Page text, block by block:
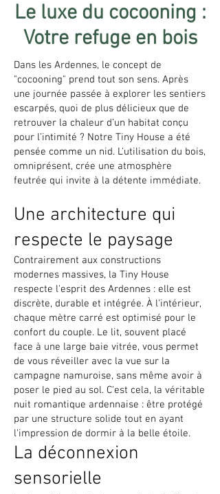
Le luxe du cocooning :
Votre refuge en bois
Dans les Ardennes, le concept de
"cocooning" prend tout son sens. Après
une journée passée à explorer les sentiers
escarpés, quoi de plus délicieux que de
retrouver la chaleur d’un habitat conçu
pour l’intimité ? Notre Tiny House a été
pensée comme un nid. L'utilisation du bois,
omniprésent, crée une atmosphère
feutrée qui invite à la détente immédiate.
Une architecture qui
respecte le paysage
Contrairement aux constructions
modernes massives, la Tiny House
respecte l'esprit des Ardennes : elle est
discrète, durable et intégrée. À l'intérieur,
chaque mètre carré est optimisé pour le
confort du couple. Le lit, souvent placé
face à une large baie vitrée, vous permet
de vous réveiller avec la vue sur la
campagne namuroise, sans même avoir à
poser le pied au sol. C'est cela, la véritable
nuit romantique ardennaise : être protégé
par une structure solide tout en ayant
l'impression de dormir à la belle étoile.
La déconnexion
sensorielle